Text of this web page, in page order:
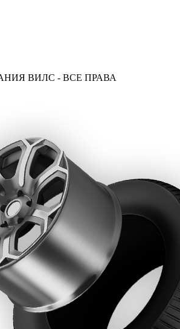
ВИЛС - ВСЕ ПРАВА